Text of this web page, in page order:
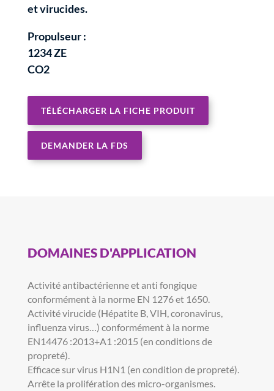
et virucides.
Propulseur :
1234 ZE
CO2
TÉLÉCHARGER LA FICHE PRODUIT
DEMANDER LA FDS
DOMAINES D'APPLICATION
Activité antibactérienne et anti fongique
conformément à la norme EN 1276 et 1650.
Activité virucide (Hépatite B, VIH, coronavirus,
influenza virus…) conformément à la norme
EN14476 :2013+A1 :2015 (en conditions de
propreté).
Efficace sur virus H1N1 (en condition de propreté).
Arrête la prolifération des micro-organismes.